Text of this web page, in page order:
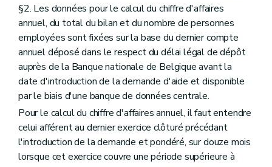
§2. Les données pour le calcul du chiffre d'affaires
annuel, du total du bilan et du nombre de personnes
employées sont fixées sur la base du dernier compte
annuel déposé dans le respect du délai légal de dépôt
auprès de la Banque nationale de Belgique avant la
date d'introduction de la demande d'aide et disponible
par le biais d'une banque de données centrale.
Pour le calcul du chiffre d'affaires annuel, il faut entendre
celui afférent au dernier exercice clôturé précédant
l'introduction de la demande et pondéré, sur douze mois
lorsque cet exercice couvre une période supérieure à